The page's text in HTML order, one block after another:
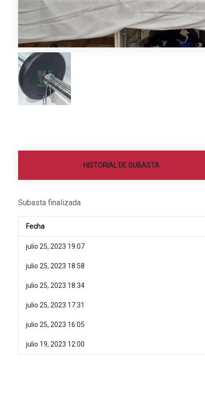
HISTORIAL DE SUBASTA
Subasta finalizada
Fecha
julio 25, 2023 19:07
julio 25, 2023 18:58
julio 25, 2023 18:34
julio 25, 2023 17:31
julio 25, 2023 16:05
julio 19, 2023 12:00